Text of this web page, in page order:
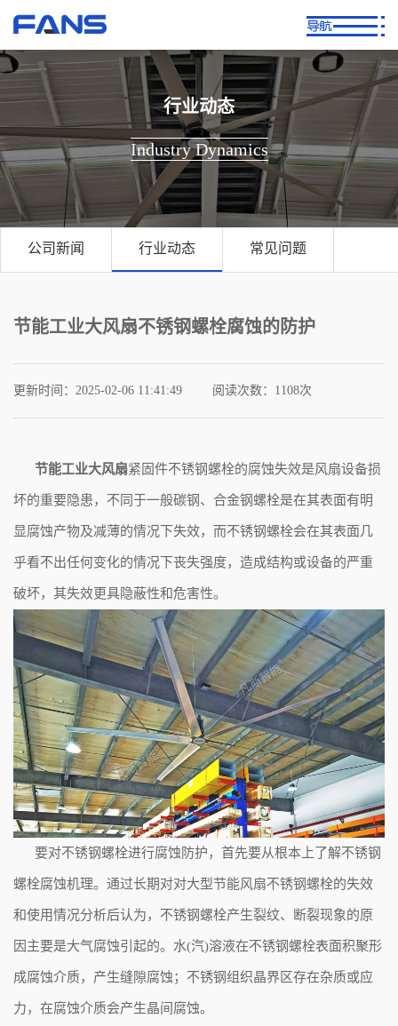
行业动态
Industry Dynamics
公司新闻 行业动态 常见问题
节能工业大风扇不锈钢螺栓腐蚀的防护
更新时间：2025-02-06 11:41:49 阅读次数： 1108次
节能工业大风扇紧固件不锈钢螺栓的腐蚀失效是风扇设备损
坏的重要隐患，不同于一般碳钢、合金钢螺栓是在其表面有明
显腐蚀产物及减薄的情况下失效，而不锈钢螺栓会在其表面几
乎看不出任何变化的情况下丧失强度，造成结构或设备的严重
破坏，其失效更具隐蔽性和危害性。
要对不锈钢螺栓进行腐蚀防护，首先要从根本上了解不锈钢
螺栓腐蚀机理。通过长期对对大型节能风扇不锈钢螺栓的失效
和使用情况分析后认为，不锈钢螺栓产生裂纹、断裂现象的原
因主要是大气腐蚀引起的。水(汽)溶液在不锈钢螺栓表面积聚形
成腐蚀介质，产生缝隙腐蚀；不锈钢组织晶界区存在杂质或应
力，在腐蚀介质会产生晶间腐蚀。